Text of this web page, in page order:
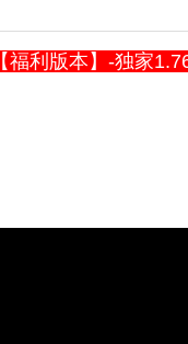
【福利版本】-独家